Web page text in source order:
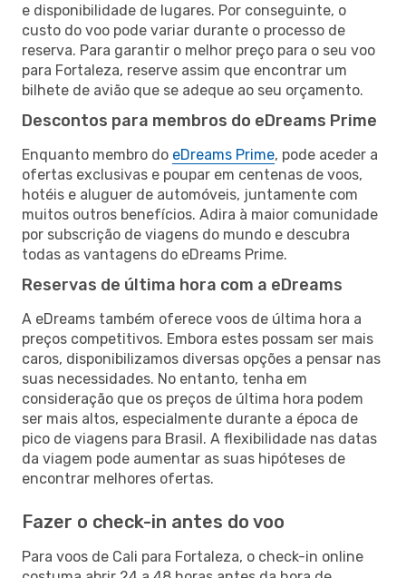
e disponibilidade de lugares. Por conseguinte, o
custo do voo pode variar durante o processo de
reserva. Para garantir o melhor preço para o seu voo
para Fortaleza, reserve assim que encontrar um
bilhete de avião que se adeque ao seu orçamento.
Descontos para membros do eDreams Prime
Enquanto membro do eDreams Prime, pode aceder a
ofertas exclusivas e poupar em centenas de voos,
hotéis e aluguer de automóveis, juntamente com
muitos outros benefícios. Adira à maior comunidade
por subscrição de viagens do mundo e descubra
todas as vantagens do eDreams Prime.
Reservas de última hora com a eDreams
A eDreams também oferece voos de última hora a
preços competitivos. Embora estes possam ser mais
caros, disponibilizamos diversas opções a pensar nas
suas necessidades. No entanto, tenha em
consideração que os preços de última hora podem
ser mais altos, especialmente durante a época de
pico de viagens para Brasil. A flexibilidade nas datas
da viagem pode aumentar as suas hipóteses de
encontrar melhores ofertas.
Fazer o check-in antes do voo
Para voos de Cali para Fortaleza, o check-in online